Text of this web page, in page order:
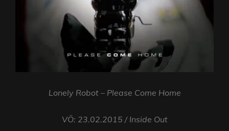
Lonely Robot – Please Come Home
VÖ: 23.02.2015 / Inside Out